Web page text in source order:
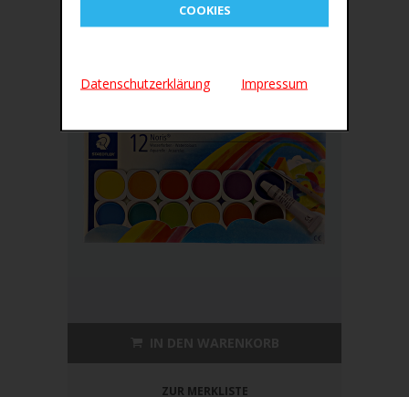
COOKIES
Datenschutzerklärung Impressum
ZUR MERKLISTE